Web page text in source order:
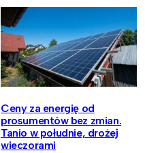
Ceny za energię od
prosumentów bez zmian.
Tanio w południe, drożej
wieczorami